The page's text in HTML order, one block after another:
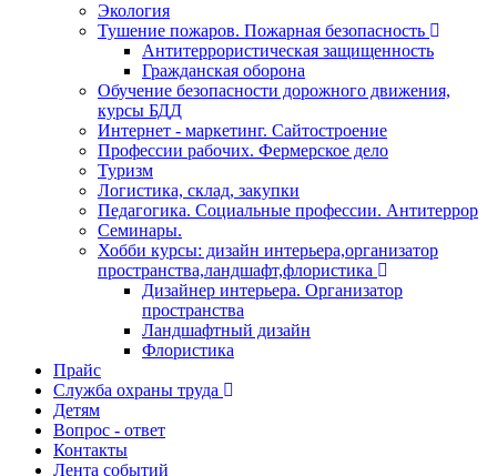
Экология
Тушение пожаров. Пожарная безопасность
Антитеррористическая защищенность
Гражданская оборона
Обучение безопасности дорожного движения,
курсы БДД
Интернет - маркетинг. Сайтостроение
Профессии рабочих. Фермерское дело
Туризм
Логистика, склад, закупки
Педагогика. Социальные профессии. Антитеррор
Семинары.
Хобби курсы: дизайн интерьера,организатор
пространства,ландшафт,флористика
Дизайнер интерьера. Организатор
пространства
Ландшафтный дизайн
Флористика
Прайс
Служба охраны труда
Детям
Вопрос - ответ
Контакты
Лента событий